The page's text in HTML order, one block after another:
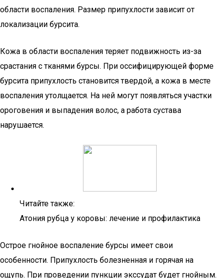
области воспаления. Размер припухлости зависит от
локализации бурсита.
Кожа в области воспаления теряет подвижность из-за
срастания с тканями бурсы. При оссифицирующей форме
бурсита припухлость становится твердой, а кожа в месте
воспаления утолщается. На ней могут появляться участки
ороговения и выпадения волос, а работа сустава
нарушается.
Читайте также:
Атония рубца у коровы: лечение и профилактика
Острое гнойное воспаление бурсы имеет свои
особенности. Припухлость болезненная и горячая на
ощупь. При проведении пункции экссудат будет гнойным.